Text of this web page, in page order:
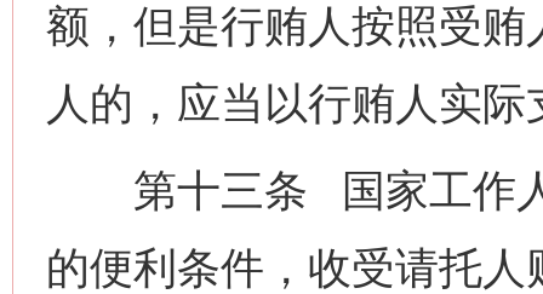
额，但是行贿人按照受
人的，应当以行贿人实
第十三条 国家工作人
的便利条件，收受请托